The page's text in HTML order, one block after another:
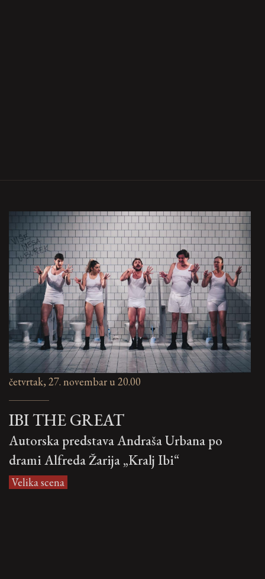
četvrtak, 27. novembar u 20.00
IBI THE GREAT
Autorska predstava Andraša Urbana po
drami Alfreda Žarija „Kralj Ibi“
Velika scena